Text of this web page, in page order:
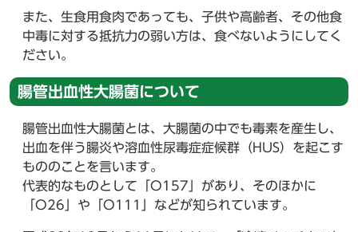
また、生食用食肉であっても、子供や高齢者、その他食
中毒に対する抵抗力の弱い方は、食べないようにしてく
ださい。
腸管出血性大腸菌について
腸管出血性大腸菌とは、大腸菌の中でも毒素を産生し、
出血を伴う腸炎や溶血性尿毒症症候群（HUS）を起こす
もののことを言います。
代表的なものとして「O157」があり、そのほかに
「O26」や「O111」などが知られています。